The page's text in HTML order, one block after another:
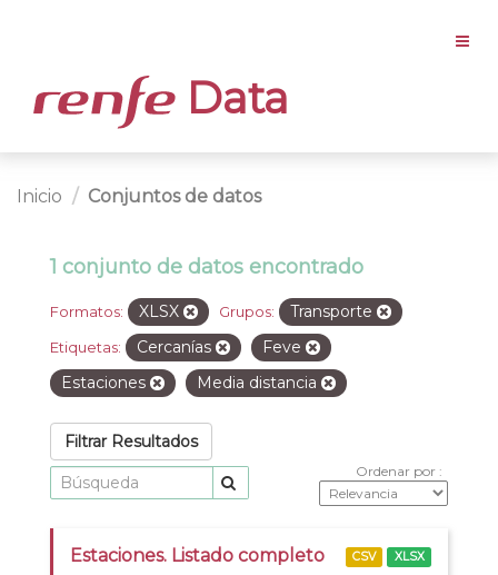
Data
Inicio Conjuntos de datos
1 conjunto de datos encontrado
Formatos: XLSX Grupos: Transporte
Etiquetas: Cercanías
Feve
Estaciones
Media distancia
Filtrar Resultados
Ordenar por
Estaciones. Listado completo CSV XLSX